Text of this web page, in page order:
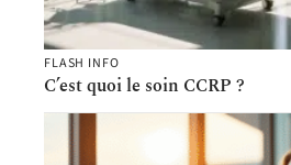
FLASH INFO
C’est quoi le soin CCRP ?